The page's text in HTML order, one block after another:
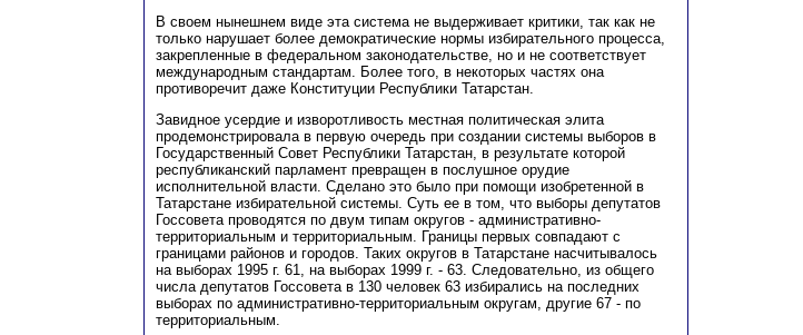
В своем нынешнем виде эта система не выдерживает критики, так как не
только нарушает более демократические нормы избирательного процесса,
закрепленные в федеральном законодательстве, но и не соответствует
международным стандартам. Более того, в некоторых частях она
противоречит даже Конституции Республики Татарстан.
Завидное усердие и изворотливость местная политическая элита
продемонстрировала в первую очередь при создании системы выборов в
Государственный Совет Республики Татарстан, в результате которой
республиканский парламент превращен в послушное орудие
исполнительной власти. Сделано это было при помощи изобретенной в
Татарстане избирательной системы. Суть ее в том, что выборы депутатов
Госсовета проводятся по двум типам округов - административно-
территориальным и территориальным. Границы первых совпадают с
границами районов и городов. Таких округов в Татарстане насчитывалось
на выборах 1995 г. 61, на выборах 1999 г. - 63. Следовательно, из общего
числа депутатов Госсовета в 130 человек 63 избирались на последних
выборах по административно-территориальным округам, другие 67 - по
территориальным.